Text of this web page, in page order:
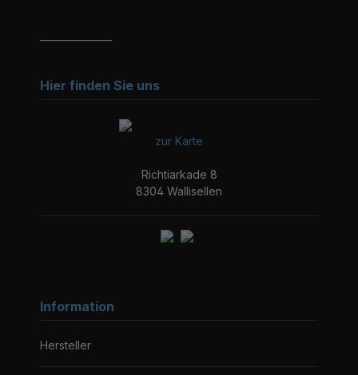
Hier finden Sie uns
zur Karte
Richtiarkade 8
8304 Wallisellen
Information
Hersteller